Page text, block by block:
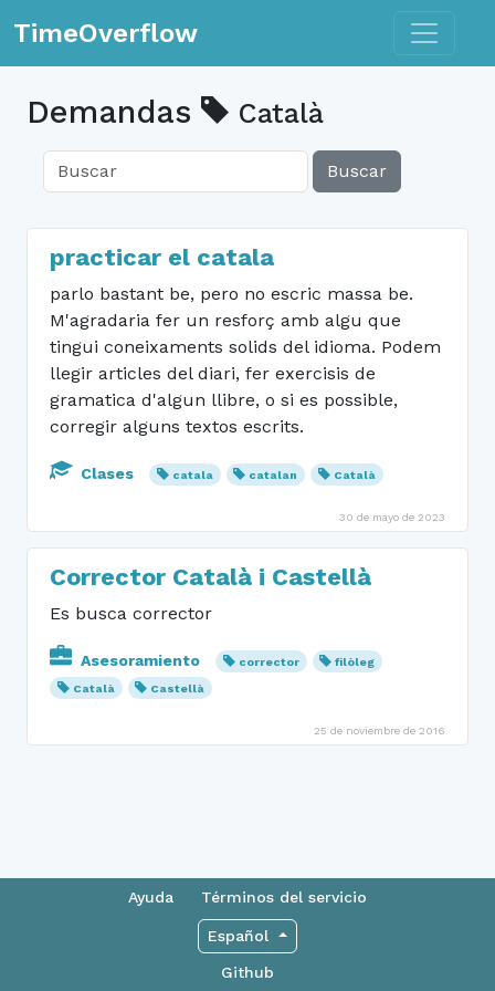
TimeOverflow Toggle
Demandas Català
Buscar
practicar el catala
parlo bastant be, pero no escric massa be.
M'agradaria fer un resforç amb algu que
tingui coneixaments solids del idioma. Podem
llegir articles del diari, fer exercisis de
gramatica d'algun llibre, o si es possible,
corregir alguns textos escrits.
Clases catala catalan Català
30 de mayo de 2023
Corrector Català i Castellà
Es busca corrector
Asesoramiento corrector
filòleg
Català
Castellà
25 de noviembre de 2016
Ayuda Términos del servicio
Español
Github